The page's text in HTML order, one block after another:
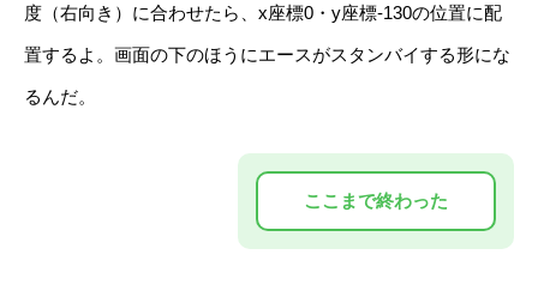
度（右向き）に合わせたら、x座標0・y座標-130の位置に配
置するよ。画面の下のほうにエースがスタンバイする形にな
るんだ。